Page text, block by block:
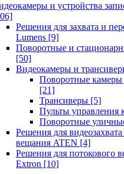
и устройства
Решения для захвата и
Lumens [9]
Поворотные и
[50]
Видеокамеры и
Поворотные
[21]
Трансиверы [5]
Пульты управления
Поворотные
Решения для
вещания ATEN [4]
Решения для потокового
Extron [10]